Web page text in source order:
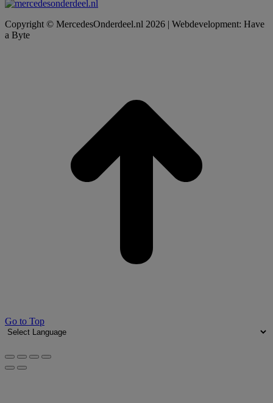
Copyright © MercedesOnderdeel.nl 2026 | Webdevelopment: Have
a Byte
Go to Top